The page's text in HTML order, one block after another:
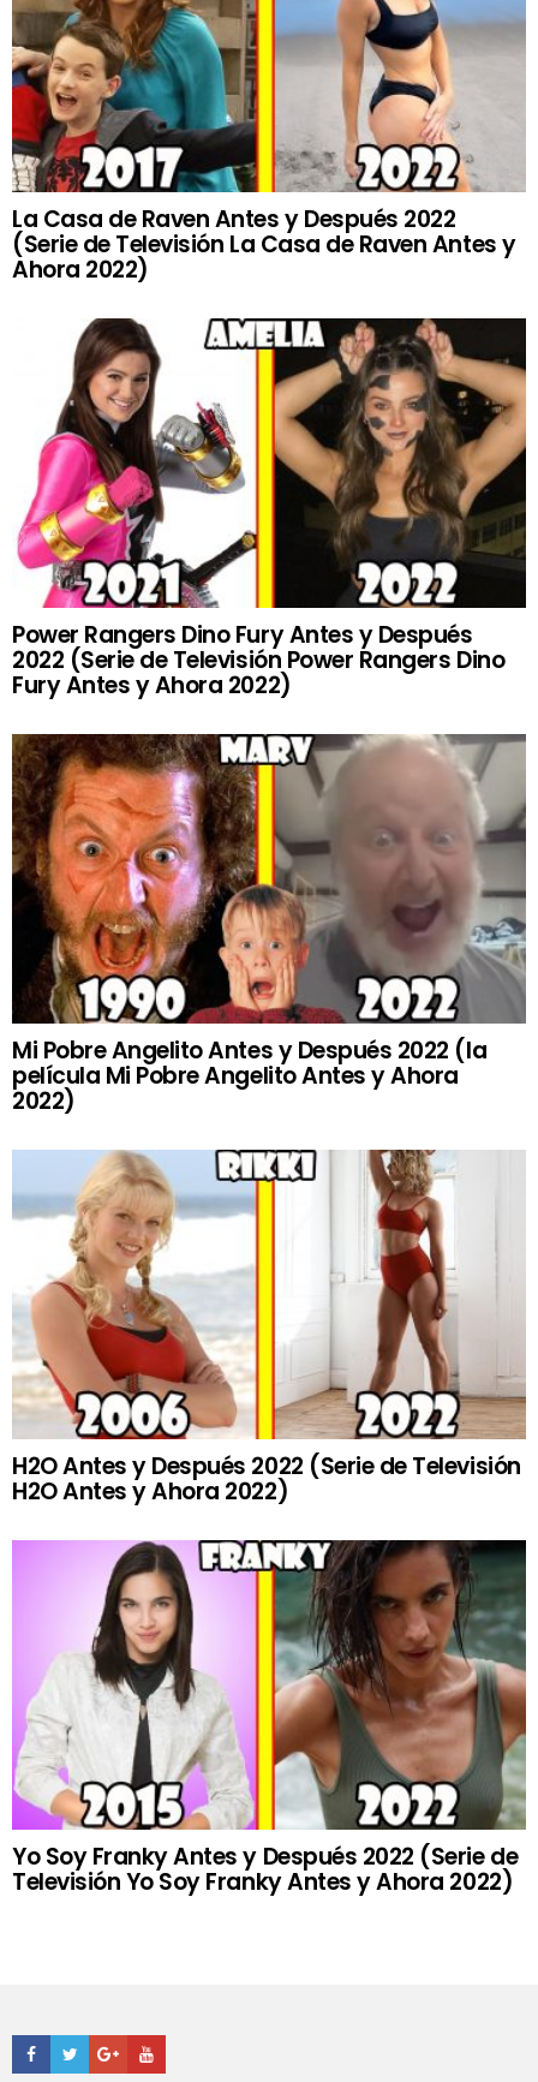
La Casa de Raven Antes y Después 2022
(Serie de Televisión La Casa de Raven Antes y
Ahora 2022)
Power Rangers Dino Fury Antes y Después
2022 (Serie de Televisión Power Rangers Dino
Fury Antes y Ahora 2022)
Mi Pobre Angelito Antes y Después 2022 (la
película Mi Pobre Angelito Antes y Ahora
2022)
H2O Antes y Después 2022 (Serie de Televisión
H2O Antes y Ahora 2022)
Yo Soy Franky Antes y Después 2022 (Serie de
Televisión Yo Soy Franky Antes y Ahora 2022)
Facebook
TwitterGoogle+Youtube